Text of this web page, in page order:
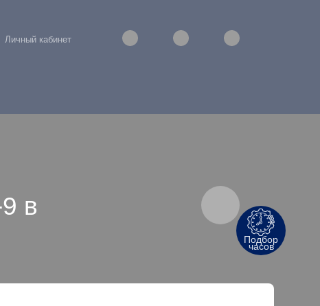
Личный кабинет
в
Подбор
часов